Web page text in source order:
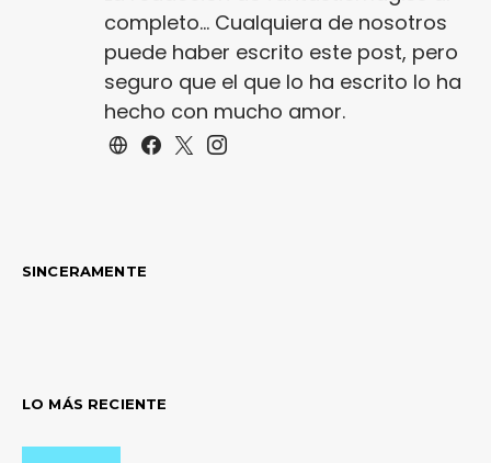
completo... Cualquiera de nosotros
puede haber escrito este post, pero
seguro que el que lo ha escrito lo ha
hecho con mucho amor.
SINCERAMENTE
LO MÁS RECIENTE